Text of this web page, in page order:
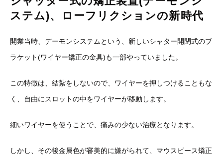
ステム)、ローフリクションの新時代
開業当時、デーモンシステムという、新しいシャター開閉式のブ
ラケット(ワイヤー矯正の金具)も一部やっていました。
この特徴は、結紮をしないので、ワイヤーを押しつけることもな
く、自由にスロットの中をワイヤーが移動します。
細いワイヤーを使うことで、痛みの少ない治療となります。
しかし、その後金属色が審美的に嫌がられて、マウスピース矯正